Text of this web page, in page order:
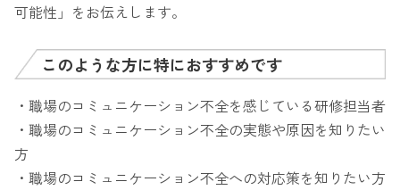
可能性」をお伝えします。
このような方に特におすすめです
・職場のコミュニケーション不全を感じている研修担当者
・職場のコミュニケーション不全の実態や原因を知りたい
方
・職場のコミュニケーション不全への対応策を知りたい方